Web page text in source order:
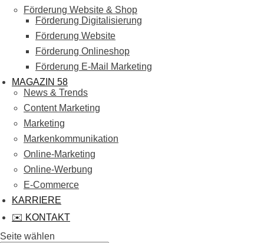
Förderung Website & Shop
Förderung Digitalisierung
Förderung Website
Förderung Onlineshop
Förderung E-Mail Marketing
MAGAZIN 58
News & Trends
Content Marketing
Marketing
Markenkommunikation
Online-Marketing
Online-Werbung
E-Commerce
KARRIERE
✉️ KONTAKT
Seite wählen